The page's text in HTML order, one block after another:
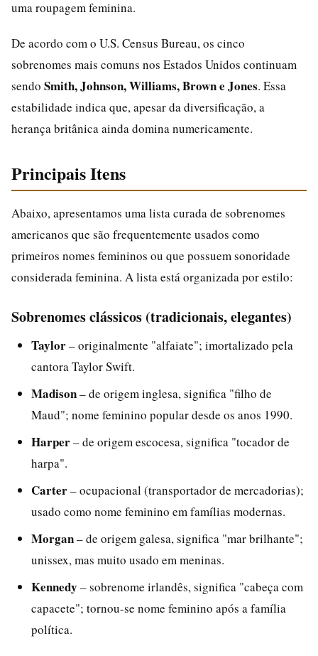
uma roupagem feminina.
De acordo com o U.S. Census Bureau, os cinco
sobrenomes mais comuns nos Estados Unidos continuam
sendo Smith, Johnson, Williams, Brown e Jones. Essa
estabilidade indica que, apesar da diversificação, a
herança britânica ainda domina numericamente.
Principais Itens
Abaixo, apresentamos uma lista curada de sobrenomes
americanos que são frequentemente usados como
primeiros nomes femininos ou que possuem sonoridade
considerada feminina. A lista está organizada por estilo:
Sobrenomes clássicos (tradicionais, elegantes)
Taylor– originalmente "alfaiate"; imortalizado pela
cantora Taylor Swift.
Madison– de origem inglesa, significa "filho de
Maud"; nome feminino popular desde os anos 1990.
Harper– de origem escocesa, significa "tocador de
harpa".
Carter– ocupacional (transportador de mercadorias);
usado como nome feminino em famílias modernas.
Morgan– de origem galesa, significa "mar brilhante";
unissex, mas muito usado em meninas.
Kennedy – sobrenome irlandês, significa "cabeça com
capacete"; tornou-se nome feminino após a família
política.